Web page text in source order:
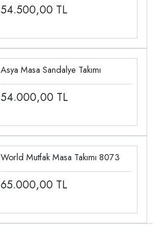
54.500,00 TL
Asya Masa Sandalye Takımı
54.000,00 TL
World Mutfak Masa Takımı 8073
65.000,00 TL